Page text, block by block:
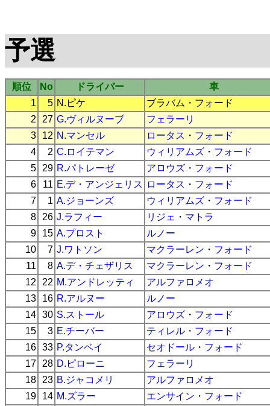
予選
順位 No ドライバー
車
1
5 N.ピケ ブラバム ・ フォード
2
27 G.ヴィルヌーブ
フェラーリ
3
12 N.マンセル ロータス ・ フォード
4
2 C.ロイテマン ウィリアムズ ・ フォード
5
29 R.パトレーゼ アロウズ ・ フォード
6
11 E.デ・アンジェリス ロータス ・ フォード
7
1 A.ジョーンズ ウィリアムズ ・ フォード
8
26 J.ラフィー リジェ ・ マトラ
9
15 A.プロスト
ルノー
10
7 J.ワトソン マクラーレン ・ フォード
11
8 A.デ・チェザリス マクラーレン ・ フォード
12
22 M.アンドレッティ
アルファロメオ
13
16 R.アルヌー
ルノー
14 30 S.ストール アロウズ ・ フォード
15
3 E.チーバー ティレル ・ フォード
16 33 P.タンベイ セオドール ・ フォード
17
28 D.ピローニ
フェラーリ
18
23 B.ジャコメリ
アルファロメオ
19
14 M.ズラー エンサイン ・ フォード